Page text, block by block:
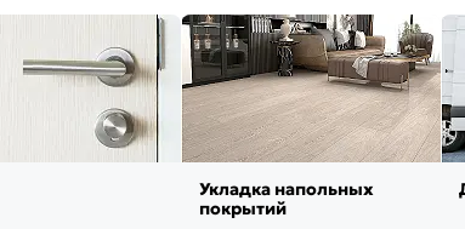
Укладка напольных
покрытий